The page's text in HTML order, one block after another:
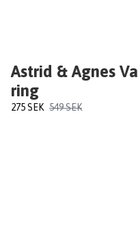
Astrid & Agnes
ring
275 SEK 549 SEK